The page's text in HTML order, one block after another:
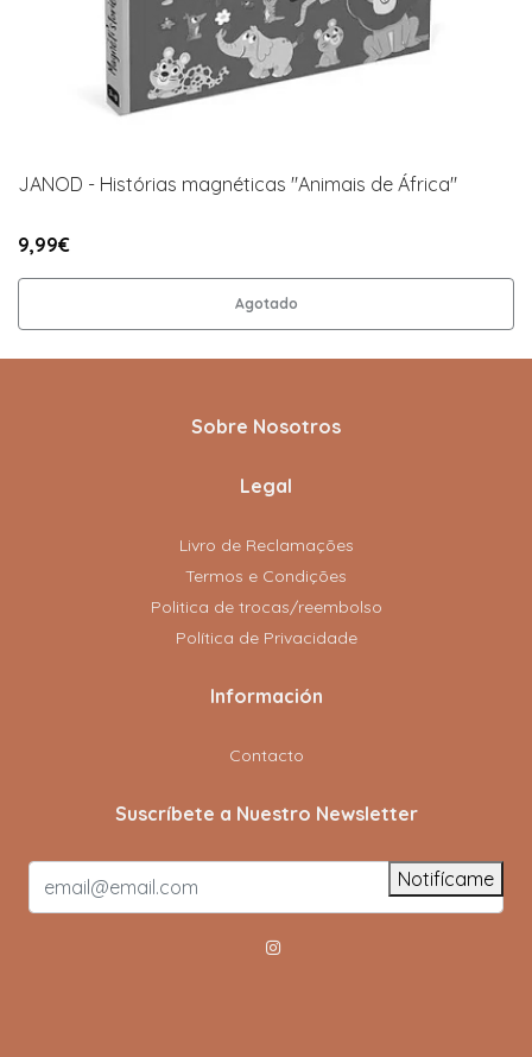
JANOD - Histórias magnéticas "Animais de África"
9,99€
Agotado
Sobre Nosotros
Legal
Livro de Reclamações
Termos e Condições
Politica de trocas/reembolso
Política de Privacidade
Información
Contacto
Suscríbete a Nuestro Newsletter
Notifícame